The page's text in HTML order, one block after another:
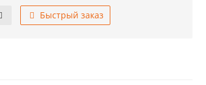
Быстрый заказ